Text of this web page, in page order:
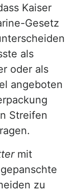
Kaiser
Gesetz
als
oder als
angeboten
Streifen
mit
zu